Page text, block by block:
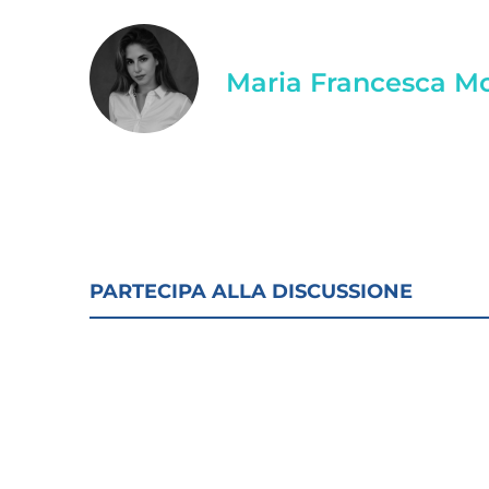
Maria Francesca
PARTECIPA ALLA DISCUSSIONE